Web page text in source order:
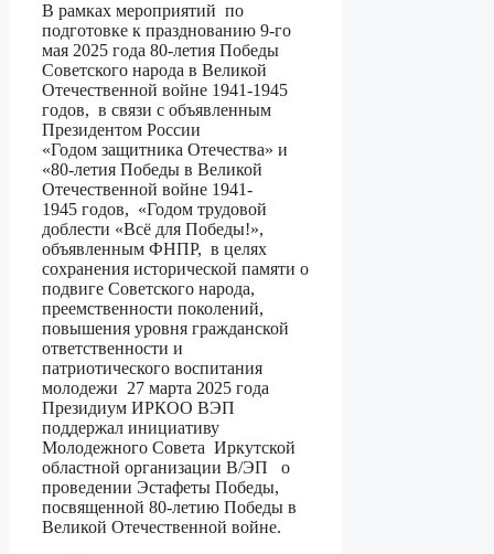
В рамках мероприятий по
подготовке к празднованию 9-го
мая 2025 года 80-летия Победы
Советского народа в Великой
Отечественной войне 1941-1945
годов, в связи с объявленным
Президентом России
«Годом защитника Отечества» и
«80-летия Победы в Великой
Отечественной войне 1941-
1945 годов, «Годом трудовой
доблести «Всё для Победы!»,
объявленным ФНПР, в целях
сохранения исторической памяти о
подвиге Советского народа,
преемственности поколений,
повышения уровня гражданской
ответственности и
патриотического воспитания
молодежи 27 марта 2025 года
Президиум ИРКОО ВЭП
поддержал инициативу
Молодежного Совета Иркутской
областной организации В/ЭП о
проведении Эстафеты Победы,
посвященной 80-летию Победы в
Великой Отечественной войне.